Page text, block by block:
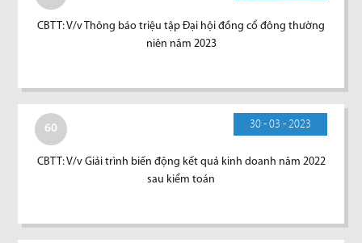
CBTT: V/v Thông báo triệu tập Đại hội đồng cổ đông thường
niên năm 2023
60 30 - 03 - 2023
CBTT: V/v Giải trình biến động kết quả kinh doanh năm 2022
sau kiểm toán